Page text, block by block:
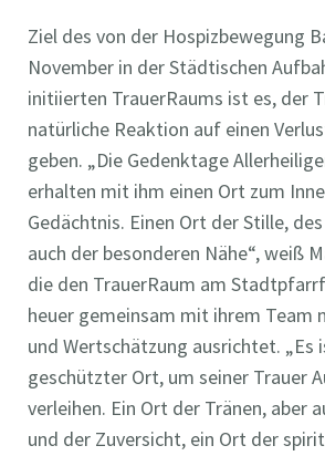
Ziel des von der Hospizbewegung
November in der Städtischen
initiierten TrauerRaums ist es, der
natürliche Reaktion auf einen
geben. „Die Gedenktage
erhalten mit ihm einen Ort zum
Gedächtnis. Einen Ort der Stille,
auch der besonderen Nähe“, weiß
die den TrauerRaum am
heuer gemeinsam mit ihrem Team
und Wertschätzung ausrichtet. „Es
geschützter Ort, um seiner Trauer
verleihen. Ein Ort der Tränen, aber
und der Zuversicht, ein Ort der